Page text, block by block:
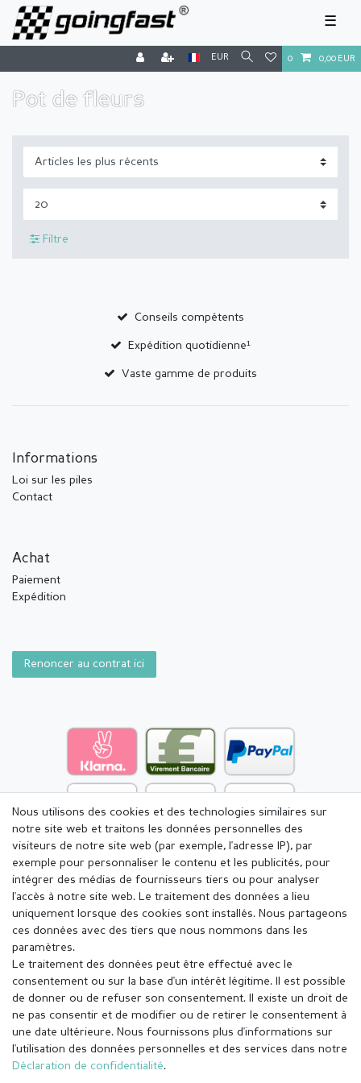
☰
EUR 0 0,00 EUR
Pot de fleurs
Filtre
Conseils compétents
Expédition quotidienne¹
Vaste gamme de produits
Informations
Loi sur les piles
Contact
Achat
Paiement
Expédition
Renoncer au contrat ici
Mentions légales Déclaration de confidentialité
Nous utilisons des cookies et des technologies similaires sur
notre site web et traitons les données personnelles des
visiteurs de notre site web (par exemple, l'adresse IP), par
exemple pour personnaliser le contenu et les publicités, pour
intégrer des médias de fournisseurs tiers ou pour analyser
l'accès à notre site web. Le traitement des données a lieu
uniquement lorsque des cookies sont installés. Nous partageons
ces données avec des tiers que nous nommons dans les
paramètres.
Le traitement des données peut être effectué avec le
consentement ou sur la base d'un intérêt légitime. Il est possible
de donner ou de refuser son consentement. Il existe un droit de
ne pas consentir et de modifier ou de retirer le consentement à
une date ultérieure. Nous fournissons plus d'informations sur
l'utilisation des données personnelles et des services dans notre
Déclaration de confidentialité.